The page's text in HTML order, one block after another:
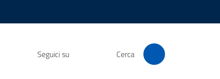
Seguici su Cerca